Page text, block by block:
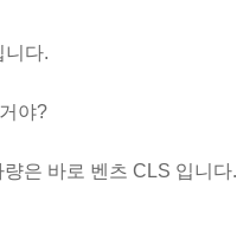
니다.
야?
은 바로 벤츠 CLS 입니다.